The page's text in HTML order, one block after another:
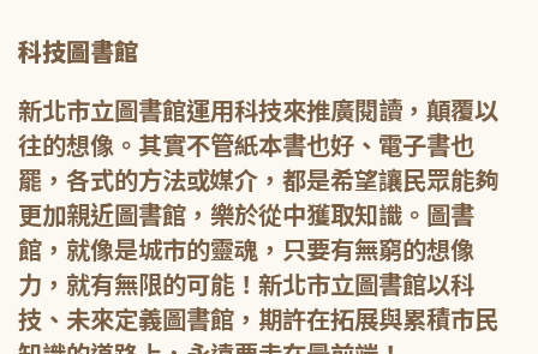
科技圖書館
新北市立圖書館運用科技來推廣閱讀，顛覆以
往的想像。其實不管紙本書也好、電子書也
罷，各式的方法或媒介，都是希望讓民眾能夠
更加親近圖書館，樂於從中獲取知識。圖書
館，就像是城市的靈魂，只要有無窮的想像
力，就有無限的可能！新北市立圖書館以科
技、未來定義圖書館，期許在拓展與累積市民